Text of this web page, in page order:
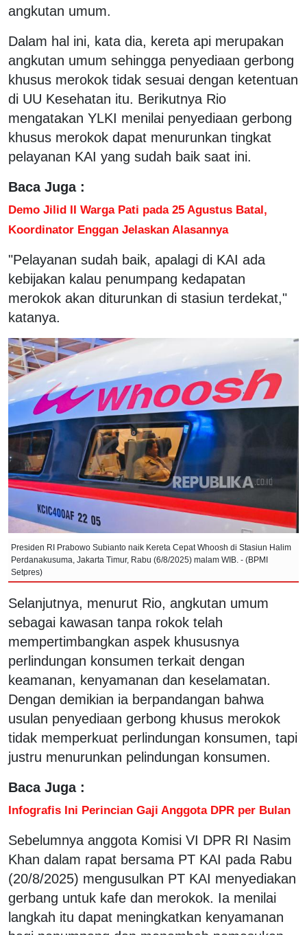
angkutan umum.
Dalam hal ini, kata dia, kereta api merupakan
angkutan umum sehingga penyediaan gerbong
khusus merokok tidak sesuai dengan ketentuan
di UU Kesehatan itu. Berikutnya Rio
mengatakan YLKI menilai penyediaan gerbong
khusus merokok dapat menurunkan tingkat
pelayanan KAI yang sudah baik saat ini.
Baca Juga :
Demo Jilid II Warga Pati pada 25 Agustus Batal,
Koordinator Enggan Jelaskan Alasannya
"Pelayanan sudah baik, apalagi di KAI ada
kebijakan kalau penumpang kedapatan
merokok akan diturunkan di stasiun terdekat,"
katanya.
Presiden RI Prabowo Subianto naik Kereta Cepat Whoosh di Stasiun Halim
Perdanakusuma, Jakarta Timur, Rabu (6/8/2025) malam WIB. - (BPMI
Setpres)
Selanjutnya, menurut Rio, angkutan umum
sebagai kawasan tanpa rokok telah
mempertimbangkan aspek khususnya
perlindungan konsumen terkait dengan
keamanan, kenyamanan dan keselamatan.
Dengan demikian ia berpandangan bahwa
usulan penyediaan gerbong khusus merokok
tidak memperkuat perlindungan konsumen, tapi
justru menurunkan pelindungan konsumen.
Baca Juga :
Infografis Ini Perincian Gaji Anggota DPR per Bulan
Sebelumnya anggota Komisi VI DPR RI Nasim
Khan dalam rapat bersama PT KAI pada Rabu
(20/8/2025) mengusulkan PT KAI menyediakan
gerbang untuk kafe dan merokok. Ia menilai
langkah itu dapat meningkatkan kenyamanan